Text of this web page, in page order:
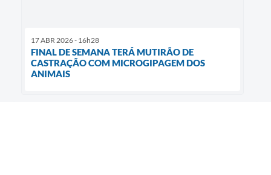
17 ABR 2026 - 16h28
FINAL DE SEMANA TERÁ MUTIRÃO DE
CASTRAÇÃO COM MICROGIPAGEM DOS
ANIMAIS